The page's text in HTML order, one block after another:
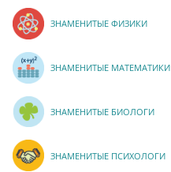
ЗНАМЕНИТЫЕ ФИЗИКИ
ЗНАМЕНИТЫЕ МАТЕМАТИКИ
ЗНАМЕНИТЫЕ БИОЛОГИ
ЗНАМЕНИТЫЕ ПСИХОЛОГИ